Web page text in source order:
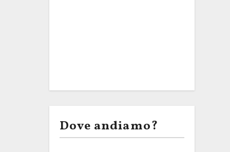
Dove andiamo?